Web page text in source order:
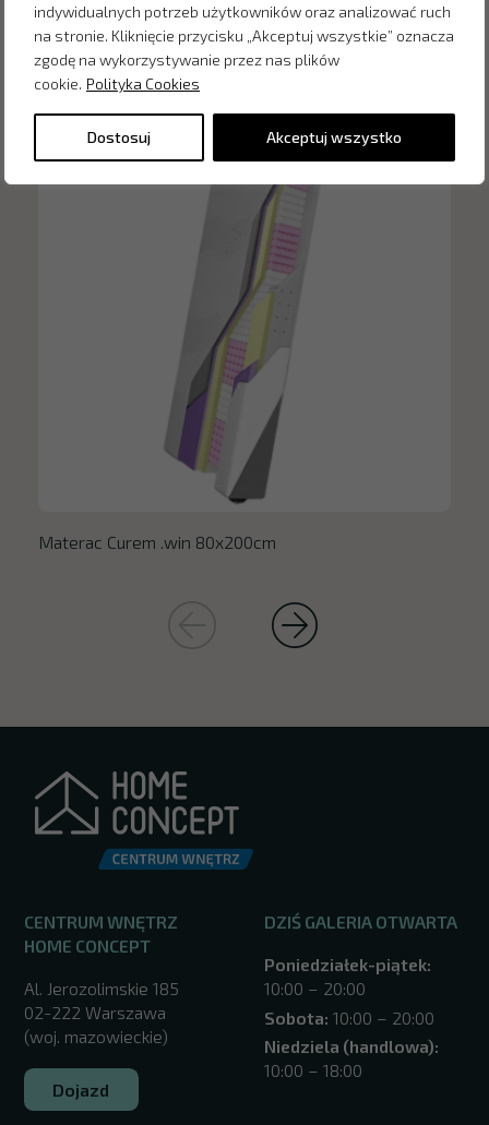
indywidualnych potrzeb użytkowników oraz analizować ruch
na stronie. Kliknięcie przycisku „Akceptuj wszystkie” oznacza
zgodę na wykorzystywanie przez nas plików
cookie. Polityka Cookies
Dostosuj Akceptuj wszystko
Inne produkty z kategorii
Materac Curem .win 80x200cm
CENTRUM WNĘTRZ
HOME CONCEPT
Al. Jerozolimskie 185
02-222 Warszawa
(woj. mazowieckie)
Dojazd
DZIŚ GALERIA OTWARTA
Poniedziałek-piątek:
10:00 – 20:00
Sobota: 10:00 – 20:00
Niedziela (handlowa):
10:00 – 18:00